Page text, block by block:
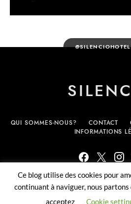
QUI SOMMES-NOUS? CONTACT
INFORMATIONS
(c) Silencio.fr - tous
Ce blog utilise des cookies pour
continuant à naviguer, nous partons
acceptez
Cookie